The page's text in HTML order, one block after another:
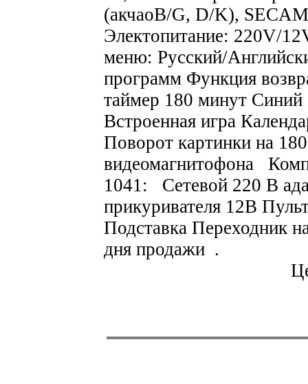
(акчаоB/G, D/K),
Электопитание: 220V/
меню: Русский/
программ Функция
таймер 180 минут Синий
Встроенная игра
Поворот картинки на
видеомагнитофона
1041: Сетевой 220 В
прикуривателя 12В
Подставка Переходник
дня продажи .